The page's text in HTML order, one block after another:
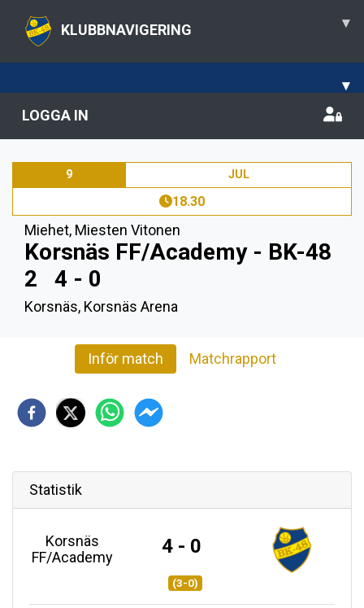
KLUBBNAVIGERING ▾
▾
LOGGA IN
9 JUL
18.30
Miehet, Miesten Vitonen
Korsnäs FF/Academy - BK-48
2
4 - 0
Korsnäs, Korsnäs Arena
Inför match Matchrapport
Statistik
Korsnäs
FF/Academy
4 - 0
(3-0)